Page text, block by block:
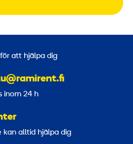
för att hjälpa dig
inom 24 h
kan alltid hjälpa dig